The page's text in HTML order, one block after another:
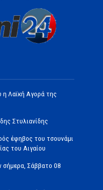
η Λαϊκή Αγορά της
Στυλιανίδης
έφηβος του τσουνάμι
του Αιγαίου
σήμερα, Σάββατο 08